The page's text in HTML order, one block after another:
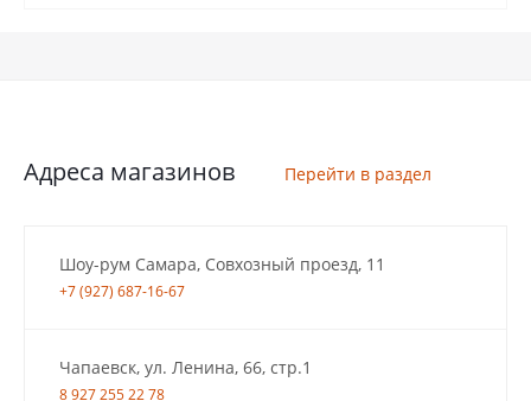
Адреса магазинов Перейти в раздел
Шоу-рум Самара, Совхозный проезд, 11
+7 (927) 687-16-67
Чапаевск, ул. Ленина, 66, стр.1
8 927 255 22 78